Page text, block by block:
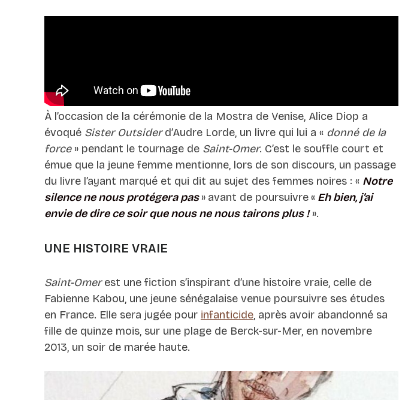
À l’occasion de la cérémonie de la Mostra de Venise, Alice Diop a
évoqué Sister Outsiderd’Audre Lorde, un livre qui lui a « donné de la
force» pendant le tournage de Saint-Omer. C’est le souffle court et
émue que la jeune femme mentionne, lors de son discours, un passage
du livre l’ayant marqué et qui dit au sujet des femmes noires : « Notre
silence ne nous protégera pas» avant de poursuivre«Eh bien, j’ai
envie de dire ce soir que nous ne nous tairons plus !».
UNE HISTOIRE VRAIE
Saint-Omerest une fiction s’inspirant d’une histoire vraie, celle de
Fabienne Kabou, une jeune sénégalaise venue poursuivre ses études
en France. Elle sera jugée pour infanticide, après avoir abandonné sa
fille de quinze mois, sur une plage de Berck-sur-Mer, en novembre
2013, un soir de marée haute.